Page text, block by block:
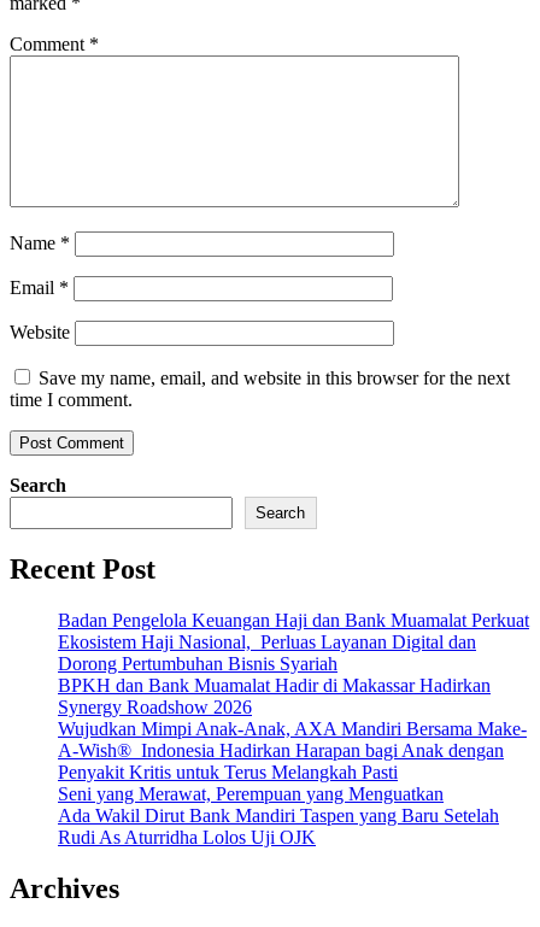
Comment *
Name *
Email *
Website
Save my name, email, and website in this browser for the next
time I comment.
Search
Search
Recent Post
Badan Pengelola Keuangan Haji dan Bank Muamalat Perkuat
Ekosistem Haji Nasional, Perluas Layanan Digital dan
Dorong Pertumbuhan Bisnis Syariah
BPKH dan Bank Muamalat Hadir di Makassar Hadirkan
Synergy Roadshow 2026
Wujudkan Mimpi Anak-Anak, AXA Mandiri Bersama Make-
A-Wish® Indonesia Hadirkan Harapan bagi Anak dengan
Penyakit Kritis untuk Terus Melangkah Pasti
Seni yang Merawat, Perempuan yang Menguatkan
Ada Wakil Dirut Bank Mandiri Taspen yang Baru Setelah
Rudi As Aturridha Lolos Uji OJK
Archives